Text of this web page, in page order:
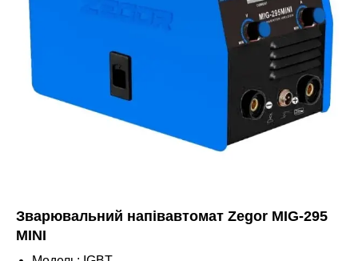
Зварювальний напівавтомат Zegor MIG-295
MINI